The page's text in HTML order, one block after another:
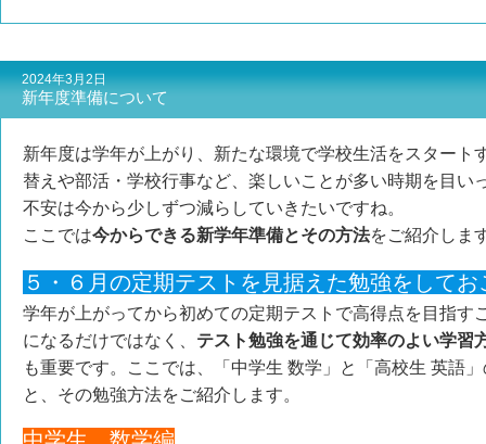
2024年3月2日
新年度準備について
新年度は学年が上がり、新たな環境で学校生活をスタート
替えや部活・学校行事など、楽しいことが多い時期を目い
不安は今から少しずつ減らしていきたいですね。
ここでは今からできる新学年準備とその方法をご紹介しま
５・６月の定期テストを見据えた勉強をしてお
学年が上がってから初めての定期テストで高得点を目指す
になるだけではなく、 テスト勉強を通じて効率のよい学習
も重要です。ここでは、「中学生 数学」と「高校生 英語
と、その勉強方法をご紹介します。